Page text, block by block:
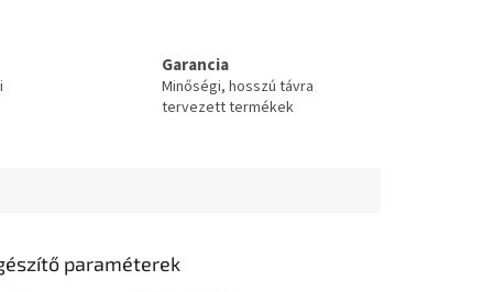
Garancia
Minőségi, hosszú távra
tervezett termékek
paraméterek